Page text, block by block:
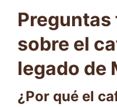
sobre el
legado de
¿Por qué el